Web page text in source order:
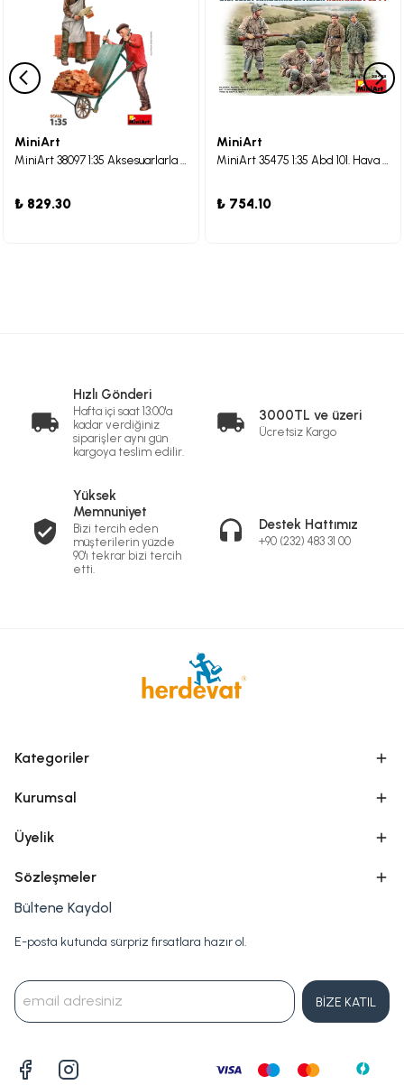
MiniArt
MiniArt 38097 1:35 Aksesuarlarla İnşaat İşçileri
₺ 829.30
MiniArt
MiniArt 35475 1:35 Abd 101. Hava İndirme Tümeni Normandiya 1944. Özel Baskı
₺ 754.10
Hızlı Gönderi
Hafta içi saat 13:00'a
kadar verdiğiniz
siparişler aynı gün
kargoya teslim edilir.
3000TL ve üzeri
Ücretsiz Kargo
Yüksek
Memnuniyet
Bizi tercih eden
müşterilerin yüzde
90'ı tekrar bizi tercih
etti.
Destek Hattımız
+90 (232) 483 31 00
Kategoriler
Kurumsal
Üyelik
Sözleşmeler
Bültene Kaydol
E-posta kutunda sürpriz fırsatlara hazır ol.
BİZE KATIL